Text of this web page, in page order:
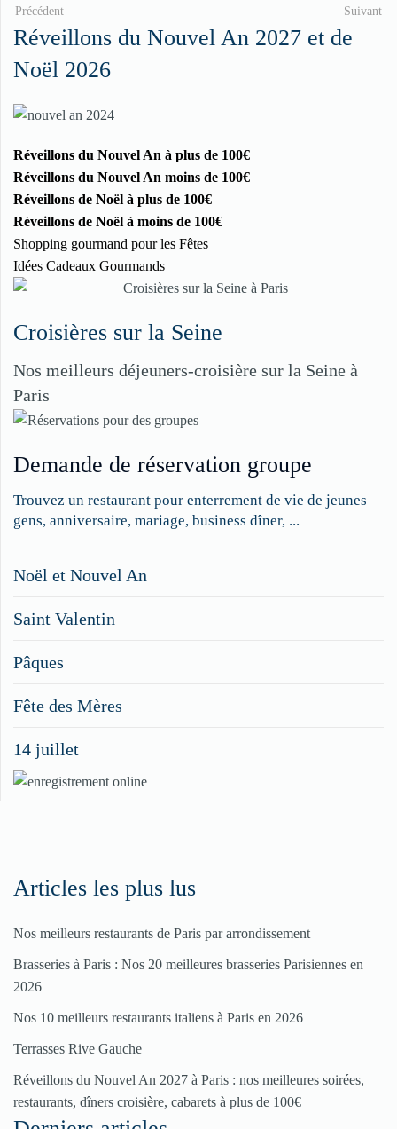
Précédent Suivant
Réveillons du Nouvel An 2027 et de
Noël 2026
Réveillons du Nouvel An à plus de 100€
Réveillons du Nouvel An moins de 100€
Réveillons de Noël à plus de 100€
Réveillons de Noël à moins de 100€
Shopping gourmand pour les Fêtes
Idées Cadeaux Gourmands
Croisières sur la Seine
Nos meilleurs déjeuners-croisière sur la Seine à
Paris
Demande de réservation groupe
Trouvez un restaurant pour enterrement de vie de jeunes
gens, anniversaire, mariage, business dîner, ...
enregistrer
restaurant
ici
Noël et Nouvel An
Saint Valentin
Pâques
Fête des Mères
14 juillet
Articles les plus lus
Nos meilleurs restaurants de Paris par arrondissement
Brasseries à Paris : Nos 20 meilleures brasseries Parisiennes en
2026
Nos 10 meilleurs restaurants italiens à Paris en 2026
Terrasses Rive Gauche
Réveillons du Nouvel An 2027 à Paris : nos meilleures soirées,
restaurants, dîners croisière, cabarets à plus de 100€